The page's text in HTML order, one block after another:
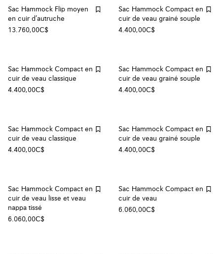
Sac Hammock Flip moyen
en cuir d’autruche
13.760,00C$
Sac Hammock Compact en
cuir de veau grainé souple
4.400,00C$
Sac Hammock Compact en
cuir de veau classique
4.400,00C$
Sac Hammock Compact en
cuir de veau grainé souple
4.400,00C$
Sac Hammock Compact en
cuir de veau classique
4.400,00C$
Sac Hammock Compact en
cuir de veau grainé souple
4.400,00C$
Sac Hammock Compact en
cuir de veau lisse et veau
nappa tissé
6.060,00C$
Sac Hammock Compact en
cuir de veau
6.060,00C$